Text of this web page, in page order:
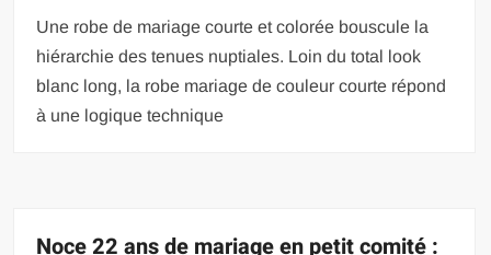
Une robe de mariage courte et colorée bouscule la
hiérarchie des tenues nuptiales. Loin du total look
blanc long, la robe mariage de couleur courte répond
à une logique technique
Noce 22 ans de mariage en petit comité :